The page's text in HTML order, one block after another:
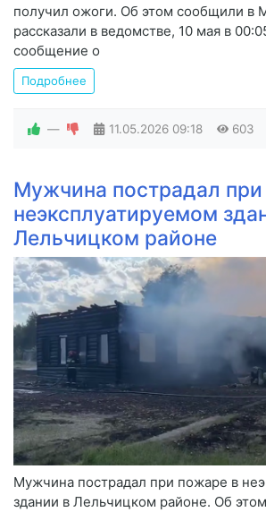
получил ожоги. Об этом сообщили в
рассказали в ведомстве, 10 мая в
сообщение о
Подробнее
— 11.05.2026 09:18 603
Мужчина пострадал
неэксплуатируемом
Лельчицком районе
Мужчина пострадал при пожаре в
здании в Лельчицком районе. Об